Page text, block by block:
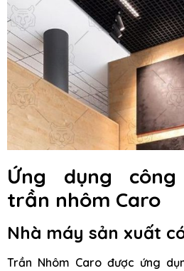
Ứng dụng
trần nhôm Caro
Nhà máy sản xuất
Trần Nhôm Caro được ứng